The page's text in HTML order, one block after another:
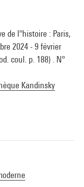
de l''histoire : Paris,
2024 - 9 février
coul. p. 188) . N°
Kandinsky